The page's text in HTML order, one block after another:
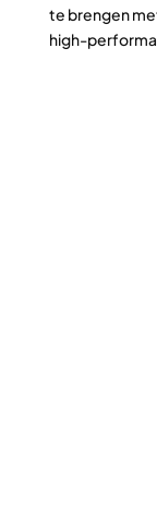
te brengen
high-